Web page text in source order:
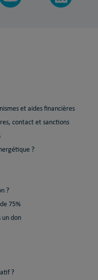
et aides financières
contact et sanctions
?
?
75%
un don
?